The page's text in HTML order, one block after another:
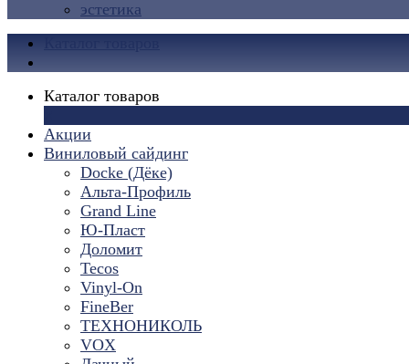
эстетика
Каталог товаров
Акции
Виниловый сайдинг
Docke (Дёке)
Альта-Профиль
Grand Line
Ю-Пласт
Доломит
Tecos
Vinyl-On
FineBer
ТЕХНОНИКОЛЬ
VOX